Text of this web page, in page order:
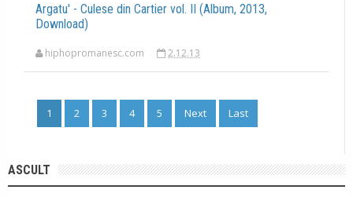
Argatu' - Culese din Cartier vol. II (Album, 2013,
Download)
hiphopromanesc.com 2.12.13
1 2 3 4 5 Next Last
ASCULT